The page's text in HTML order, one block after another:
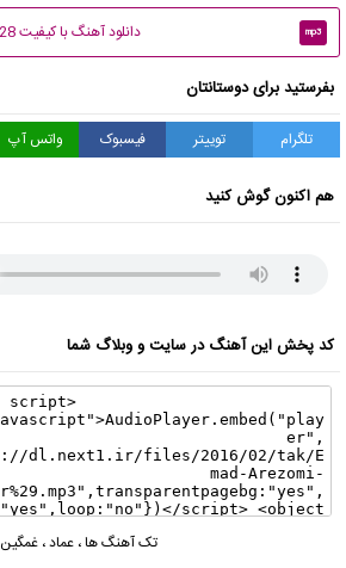
mp3 دانلود آهنگ با کیفیت 128
بفرستید برای دوستانتان
تلگرام توییتر فیسبوک واتس آپ
هم اکنون گوش کنید
کد پخش این آهنگ در سایت و وبلاگ شما
تک آهنگ ها، عماد، غمگین